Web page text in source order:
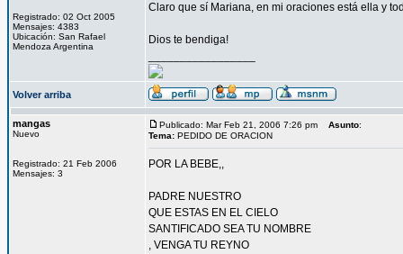
Registrado: 02 Oct 2005
Mensajes: 4383
Ubicación: San Rafael
Mendoza Argentina
Claro que sí Mariana, en mi oraciones está ella y
Dios te bendiga!
Volver arriba
mangas
Nuevo
Registrado: 21 Feb 2006
Mensajes: 3
Publicado: Mar Feb 21, 2006 7:26 pm Asunto:
Tema: PEDIDO DE ORACION
POR LA BEBE,,
PADRE NUESTRO
QUE ESTAS EN EL CIELO
SANTIFICADO SEA TU NOMBRE
, VENGA TU REYNO